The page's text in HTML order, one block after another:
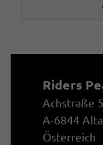
Riders
Achstraße
A-6844
Österreich